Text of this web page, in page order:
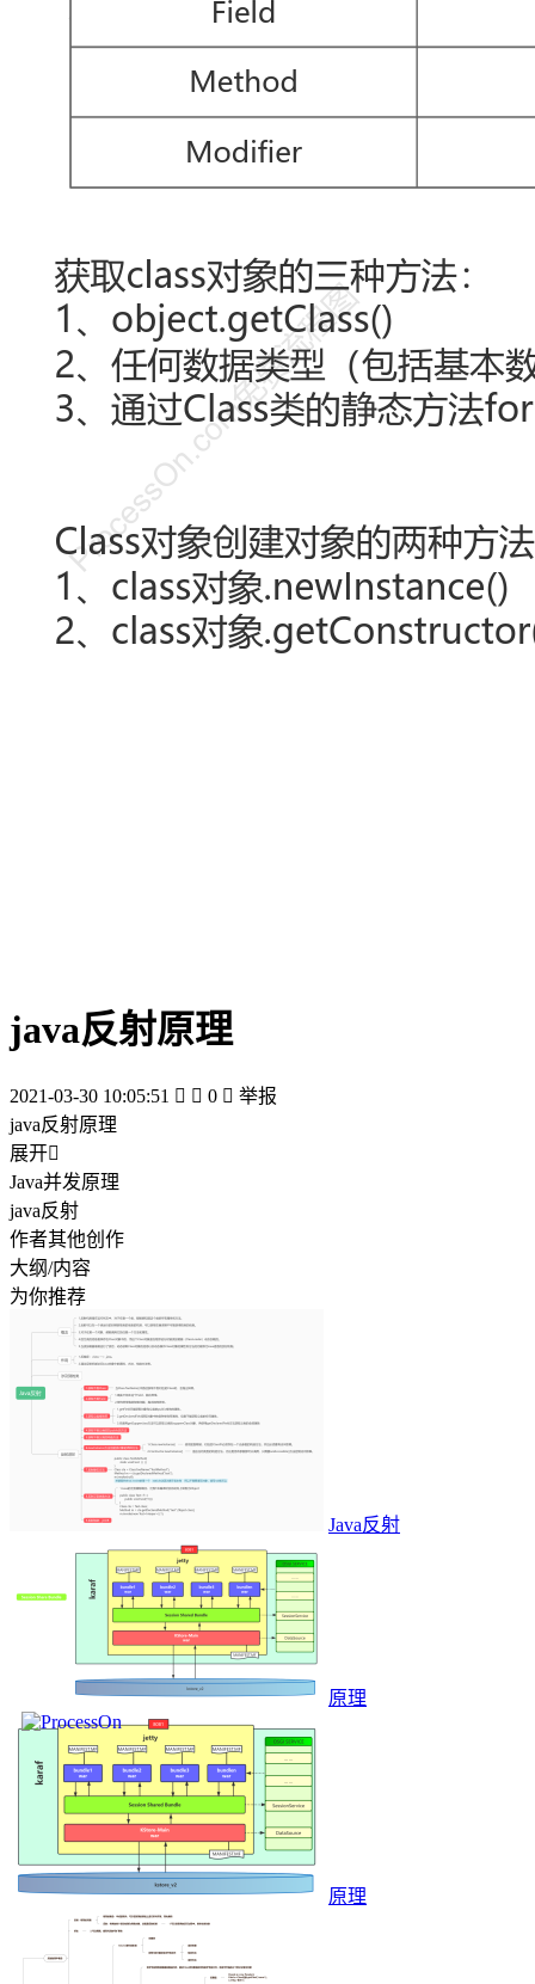
java反射原理
2021-03-30 10:05:51   0  举报
java反射原理
展开
Java并发原理
java反射
作者其他创作
大纲/内容
为你推荐
Java反射
原理
原理